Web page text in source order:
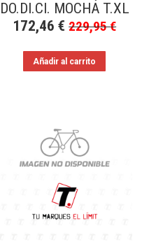
DO.DI.CI. MOCHA T.XL
172,46€ 229,95€
Añadir al carrito